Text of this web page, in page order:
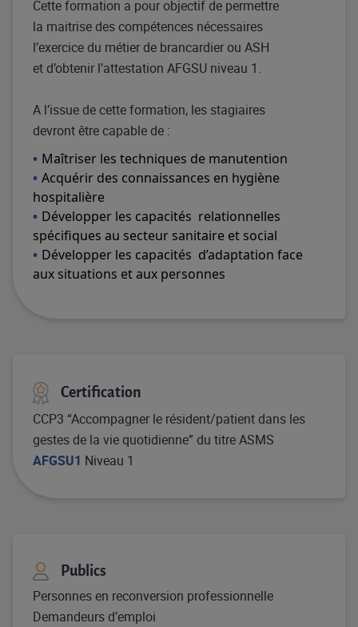
Cette formation a pour objectif de permettre
la maitrise des compétences nécessaires
l’exercice du métier de brancardier ou ASH
et d’obtenir l’attestation AFGSU niveau 1.
A l’issue de cette formation, les stagiaires
devront être capable de :​​
Maîtriser les techniques de manutention​
Acquérir des connaissances en hygiène
hospitalière​
Développer les capacités relationnelles
spécifiques au secteur sanitaire et social​
Développer les capacités d’adaptation face
aux situations et aux personnes
Certification
CCP3 “Accompagner le résident/patient dans les
gestes de la vie quotidienne” du titreASMS
AFGSU1 Niveau 1​
Publics
Personnes en reconversion professionnelle ​
Demandeurs d’emploi ​